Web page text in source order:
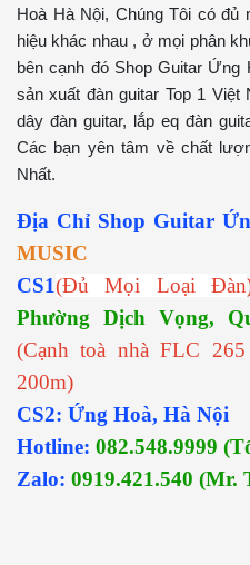
Hoà Hà Nội, Chúng Tôi có đủ
hiệu khác nhau , ở mọi phân
bên cạnh đó Shop Guitar Ứng
sản xuất đàn guitar Top 1 Việt
dây đàn guitar, lắp eq đàn
Các bạn yên tâm về chất
Nhất.
Địa Chỉ Shop Guitar
MUSIC
CS1(Đủ Mọi Loại Đàn
Phường Dịch Vọng,
(Cạnh toà nhà FLC
200m)
CS2: Ứng Hoà, Hà Nội
Hotline: 082.548.9999
Zalo: 0919.421.540 (Mr.